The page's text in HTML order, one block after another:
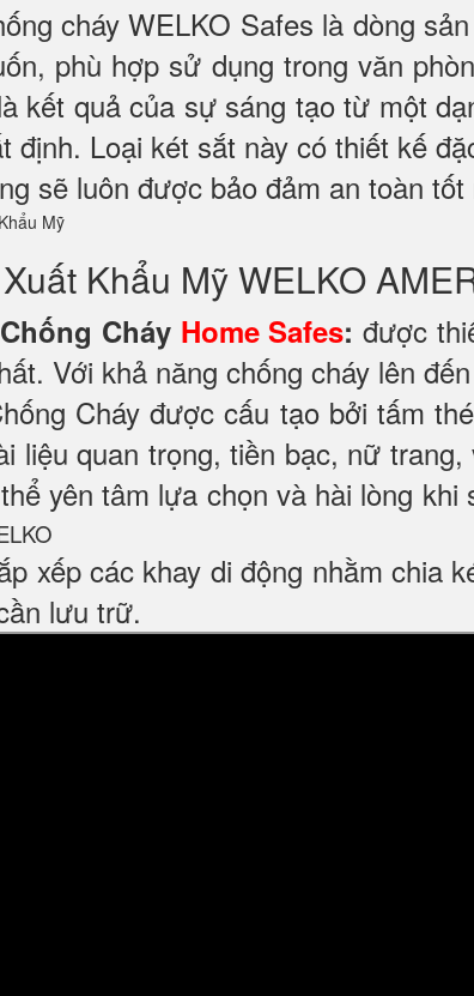
cháy WELKO Safes là dòng
phù hợp sử dụng trong văn
kết quả của sự sáng tạo từ một
định. Loại két sắt này có thiết kế
sẽ luôn được bảo đảm an toàn tốt
Khẩu Mỹ WELKO
Cháy Home Safes: được
Với khả năng chống cháy lên
Cháy được cấu tạo bởi tấm
liệu quan trọng, tiền bạc, nữ
yên tâm lựa chọn và hài lòng
xếp các khay di động nhằm chia
lưu trữ.